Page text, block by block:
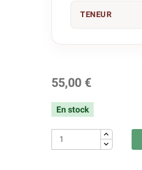
TENEUR
55,00 €
En stock